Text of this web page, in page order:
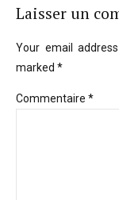
Laisser un
Your email
marked *
Commentaire *